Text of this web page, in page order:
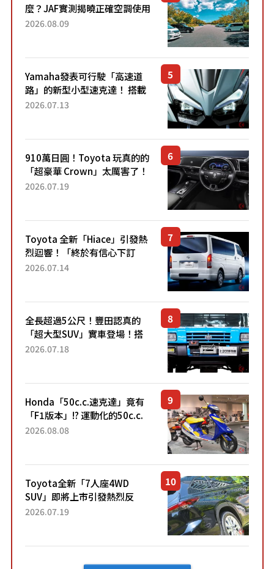
麼？JAF實測揭曉正確空調使用
方式
2026.08.09
Yamaha發表可行駛「高速道
路」的新型小型速克達！ 搭載
能享受超強勁「渦輪感」的動
2026.07.13
910萬日圓！Toyota 玩真的的
「超豪華 Crown」太厲害了！
採用由「匠人技藝」打造的
2026.07.19
Toyota 全新「Hiace」引發熱
烈迴響！「終於有信心下訂
了！」「哪個等級交車最
車？...
2026.07.14
全長超過5公尺！豐田認真的
「超大型SUV」實車登場！搭
載後輪也會轉向的「四輪轉
「Mega C...
2026.07.18
Honda「50c.c.速克達」竟有
「F1版本」!? 運動化的50c.c.
速克達市場出現特別紀念車
2026.08.08
Toyota全新「7人座4WD
SUV」即將上市引發熱烈反
響！網友表示「終於買得
有吸引力」...
2026.07.19